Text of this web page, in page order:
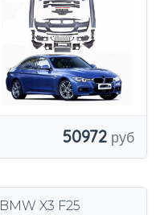
М-ПАКЕТ BMW F30
СЕДАН
50972
BMW X3 F25